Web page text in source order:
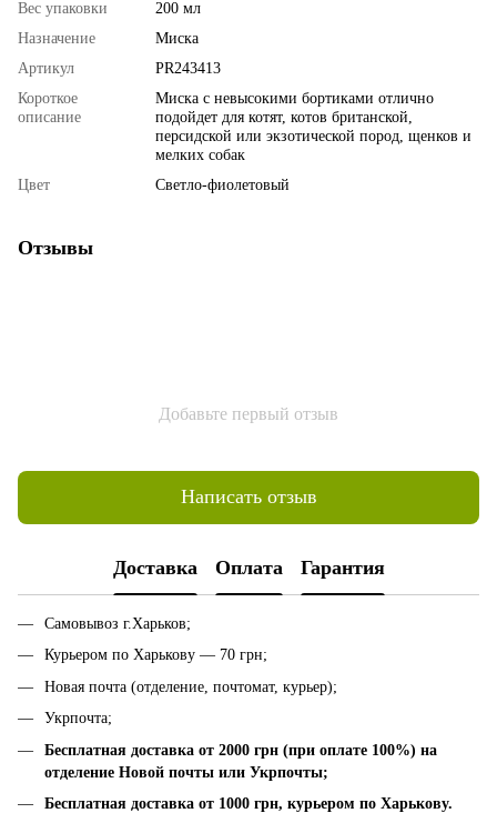
Вес упаковки
200 мл
Назначение
Миска
Артикул
PR243413
Короткое
описание
Миска с невысокими бортиками отлично
подойдет для котят, котов британской,
персидской или экзотической пород, щенков и
мелких собак
Цвет
Светло-фиолетовый
Отзывы
Добавьте первый отзыв
Написать отзыв
Доставка Оплата Гарантия
Самовывоз г.Харьков;
Курьером по Харькову — 70 грн;
Новая почта (отделение, почтомат, курьер);
Укрпочта;
Бесплатная доставка от 2000 грн (при оплате 100%) на
отделение Новой почты или Укрпочты;
Бесплатная доставка от 1000 грн, курьером по Харькову.